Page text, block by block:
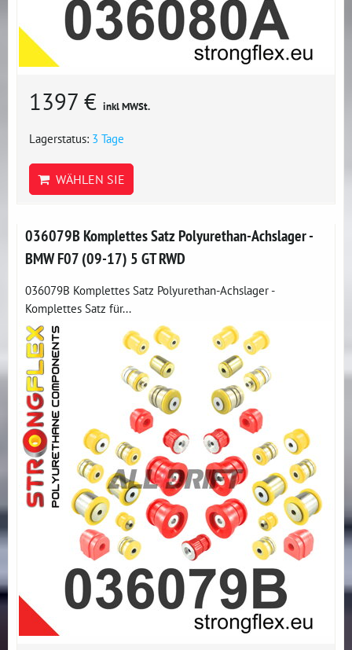
1397 € inkl MWSt.
Lagerstatus: 3 Tage
WÄHLEN SIE
036079B Komplettes Satz Polyurethan-Achslager -
BMW F07 (09-17) 5 GT RWD
036079B Komplettes Satz Polyurethan-Achslager -
Komplettes Satz für...